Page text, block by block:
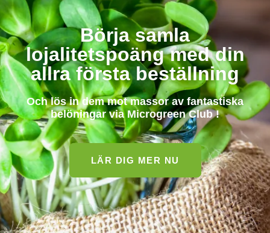
Börja samla
lojalitetspoäng med din
allra första beställning
Och lös in dem mot massor av fantastiska
belöningar viaMicrogreen Club!
LÄR DIG MER NU